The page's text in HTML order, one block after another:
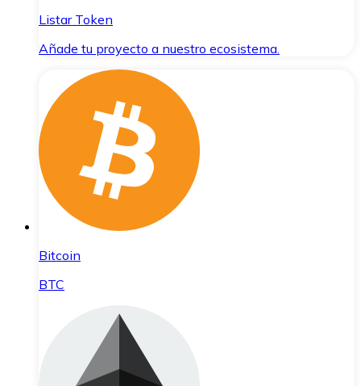
Listar Token
Añade tu proyecto a nuestro ecosistema.
Bitcoin
BTC